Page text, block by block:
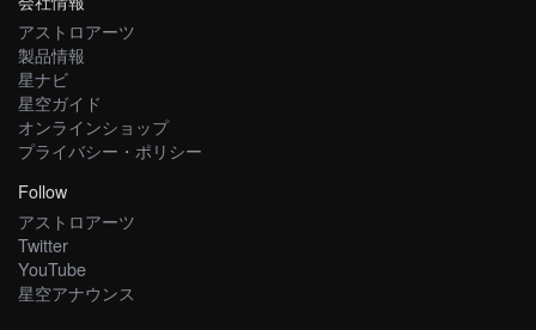
アストロアーツ
製品情報
星ナビ
星空ガイド
オンラインショップ
プライバシー・ポリシー
Follow
アストロアーツ
Twitter
YouTube
星空アナウンス